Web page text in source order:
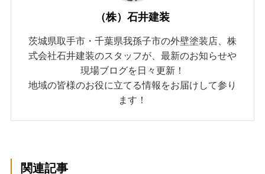
（株）石井建装
茨城県取手市・千葉県我孫子市の外壁塗装店、株
式会社石井建装のスタッフが、最新のお知らせや
現場ブログを日々更新！
地域の皆様のお役に立てる情報をお届けして参り
ます！
関連記事